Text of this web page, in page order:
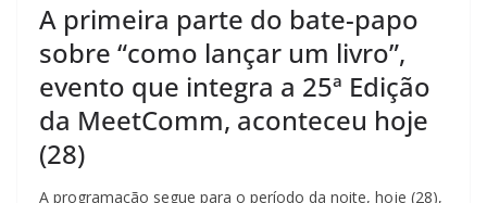
A primeira parte do bate-papo
sobre “como lançar um livro”,
evento que integra a 25ª Edição
da MeetComm, aconteceu hoje
(28)
A programação segue para o período da noite, hoje (28),